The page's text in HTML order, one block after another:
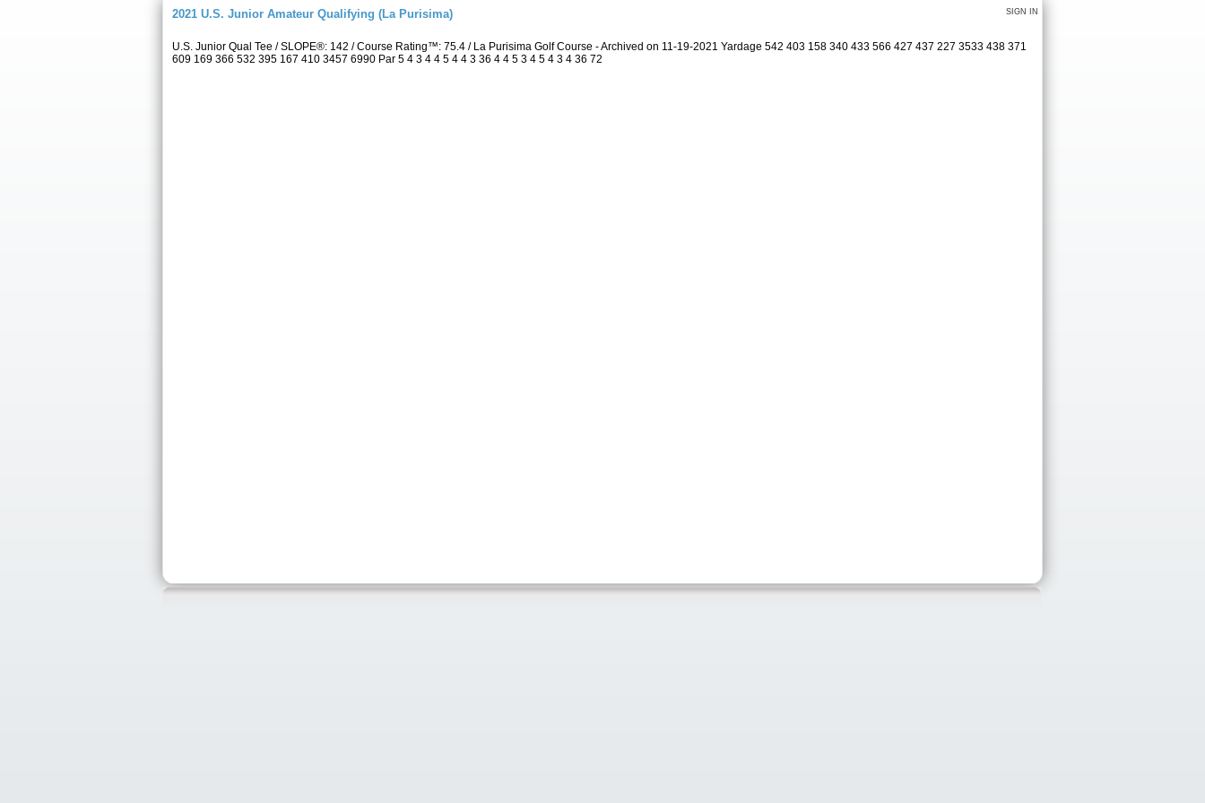
SIGN IN
2021 U.S. Junior Amateur Qualifying (La Purisima)
U.S. Junior Qual Tee / SLOPE®: 142 / Course Rating™: 75.4 / La Purisima Golf Course - Archived on 11-19-2021 Yardage 542 403 158 340 433 566 427 437 227 3533 438 371
609 169 366 532 395 167 410 3457 6990 Par 5 4 3 4 4 5 4 4 3 36 4 4 5 3 4 5 4 3 4 36 72